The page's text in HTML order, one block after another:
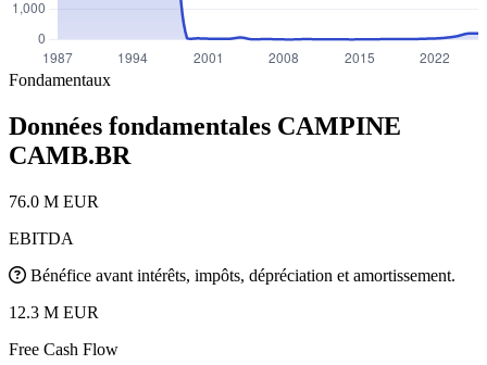
Fondamentaux
Données fondamentales CAMPINE
CAMB.BR
76.0 M EUR
EBITDA
Bénéfice avant intérêts, impôts, dépréciation et amortissement.
12.3 M EUR
Free Cash Flow